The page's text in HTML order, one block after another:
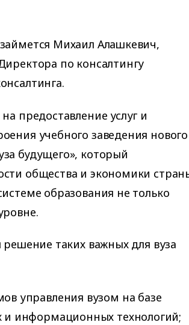
Михаил Алашкевич,
по консалтингу
предоставление услуг и
учебного заведения нового
будущего», который
общества и экономики
образования не только
таких важных для вуза
управления вузом на базе
и информационных технологий;